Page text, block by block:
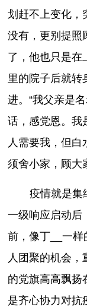
划赶不上变化，
没有，更别提照
了，他也只是在
里的院子后就转
进。“我父亲是
话，感党恩。我
人需要我，但
须舍小家，顾大
疫情就是集
一级响应启动后
前，像丁__一
人团聚的机会
的党旗高高飘扬
是齐心协力对抗